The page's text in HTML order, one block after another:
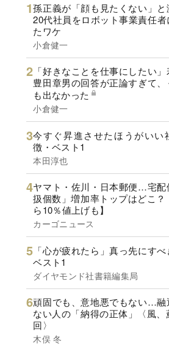
孫正義が「顔も見たくない」と
20代社員をロボット事業責任者
たワケ
小倉健一
「好きなことを仕事にしたい
豊田章男の回答が正論すぎて
も出なかった
小倉健一
今すぐ昇進させたほうがいい
徴・ベスト1
本田淳也
ヤマト・佐川・日本郵便…宅配
扱個数」増加率トップはどこ？
ら10％値上げも】
カーゴニュース
「心が疲れたら」真っ先にすべ
ベスト1
ダイヤモンド社書籍編集局
頑固でも、意地悪でもない…融
ない人の「納得の正体」〈風、
回〉
木俣 冬